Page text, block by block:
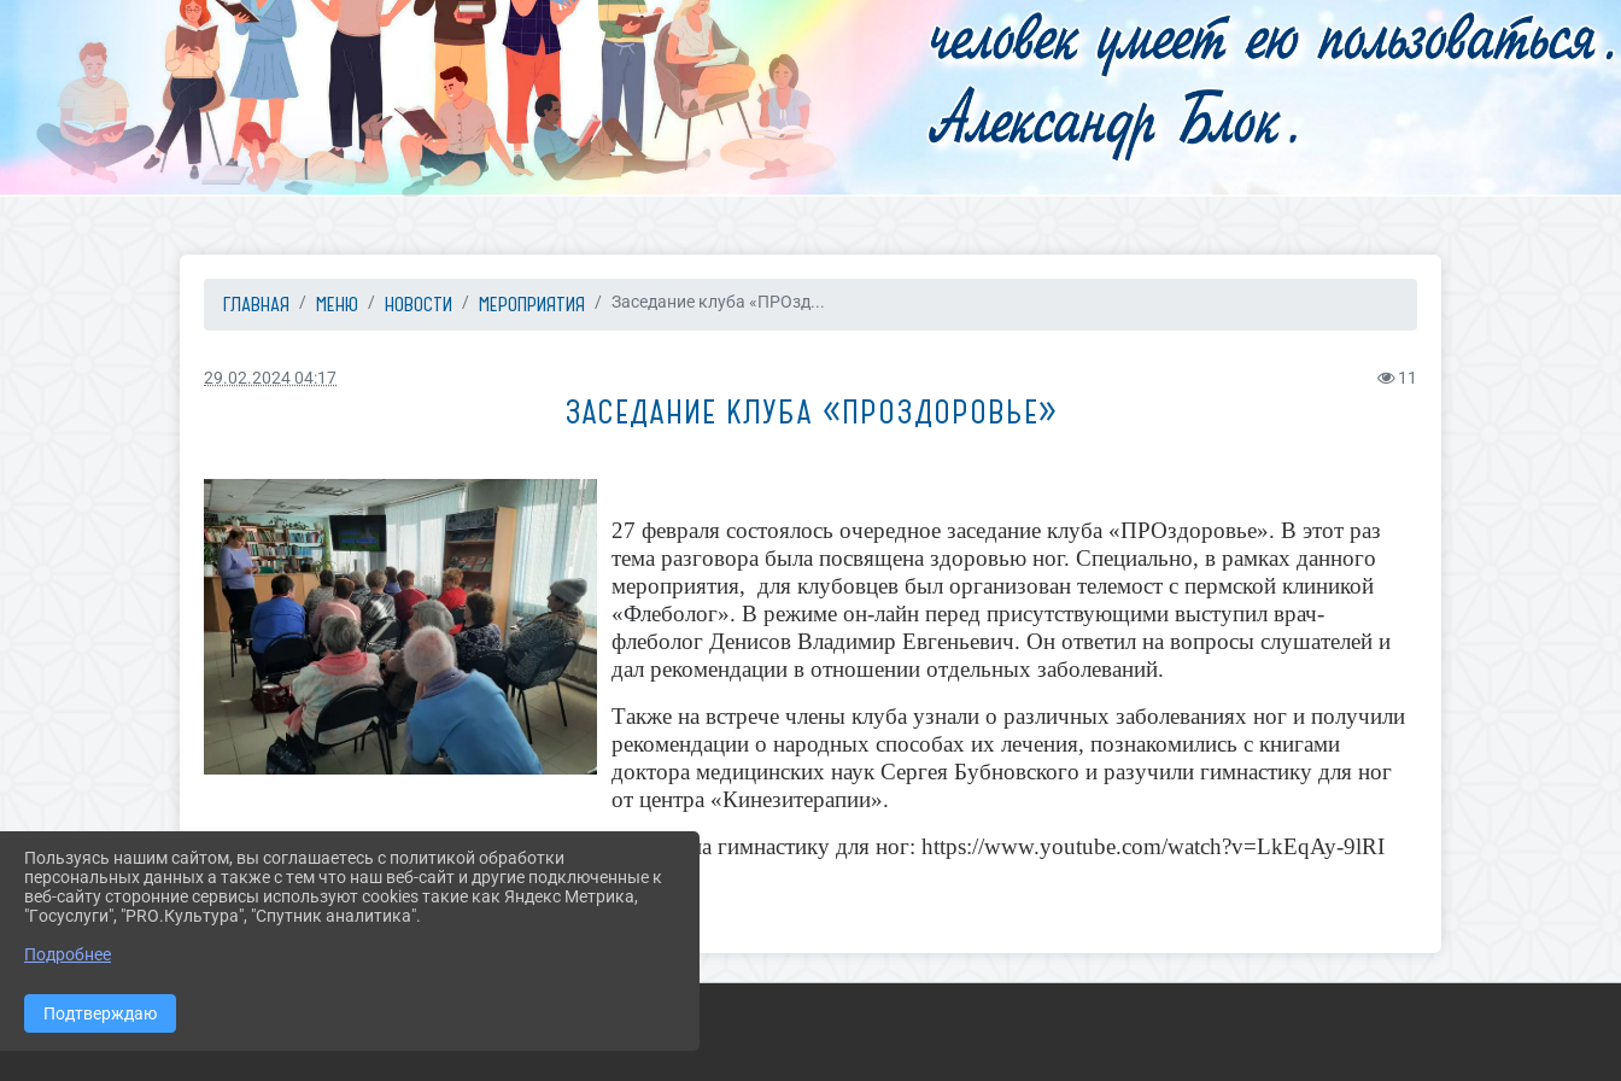
ГЛАВНАЯ МЕНЮ НОВОСТИ МЕРОПРИЯТИЯ Заседание клуба «ПРОзд...
29.02.2024 04:17 11
ЗАСЕДАНИЕ КЛУБА «ПРОЗДОРОВЬЕ»
27 февраля состоялось очередное заседание клуба «ПРОздоровье». В этот раз
тема разговора была посвящена здоровью ног. Специально, в рамках данного
мероприятия, для клубовцев был организован телемост с пермской клиникой
«Флеболог». В режиме он-лайн перед присутствующими выступил врач-
флеболог Денисов Владимир Евгеньевич. Он ответил на вопросы слушателей и
дал рекомендации в отношении отдельных заболеваний.
Также на встрече члены клуба узнали о различных заболеваниях ног и получили
рекомендации о народных способах их лечения, познакомились с книгами
доктора медицинских наук Сергея Бубновского и разучили гимнастику для ног
от центра «Кинезитерапии».
Ссылка на гимнастику для ног: https://www.youtube.com/watch?v=LkEqAy-9lRI
Пользуясь нашим сайтом, вы соглашаетесь с политикой обработки
персональных данных а также с тем что наш веб-сайт и другие подключенные к
веб-сайту сторонние сервисы используют cookies такие как Яндекс Метрика,
"Госуслуги", "PRO.Культура", "Спутник аналитика".
Подробнее
Подтверждаю